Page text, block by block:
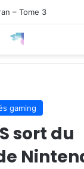
– Tome 3
gaming
sort du